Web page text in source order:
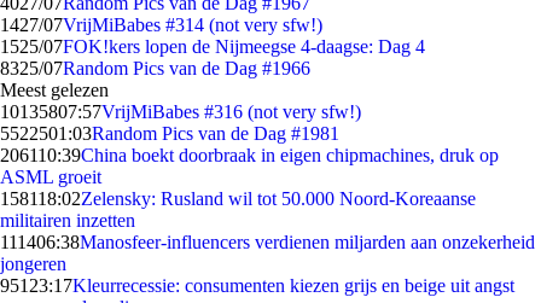
1427/07VrijMiBabes #314 (not very sfw!)
1525/07FOK!kers lopen de Nijmeegse 4-daagse: Dag 4
8325/07Random Pics van de Dag #1966
Meest gelezen
10135807:57VrijMiBabes #316 (not very sfw!)
5522501:03Random Pics van de Dag #1981
206110:39China boekt doorbraak in eigen chipmachines, druk op
ASML groeit
158118:02Zelensky: Rusland wil tot 50.000 Noord-Koreaanse
militairen inzetten
111406:38Manosfeer-influencers verdienen miljarden aan onzekerheid
jongeren
951 23:17Kleurrecessie: consumenten kiezen grijs en beige uit angst